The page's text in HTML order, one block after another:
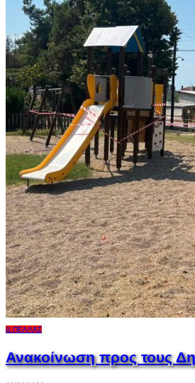
Δ.ΠΈΛΛΑΣ
Ανακοίνωση προς τους